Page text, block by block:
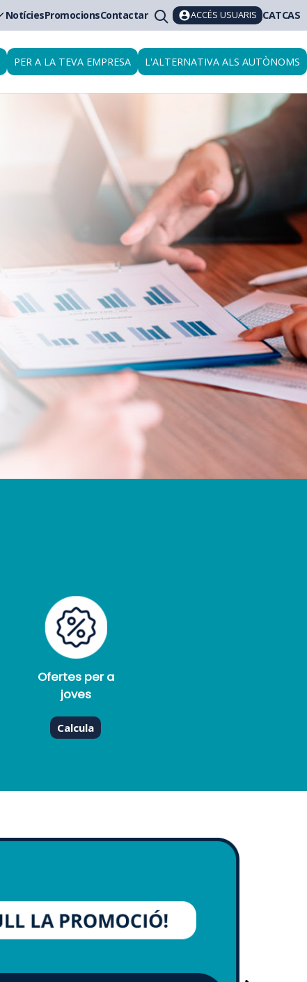
NotíciesPromocionsContactar ACCÉS USUARIS CATCAS
PER A LA TEVA EMPRESA L'ALTERNATIVA ALS AUTÒNOMS
Ofertes per a
joves
Calcula